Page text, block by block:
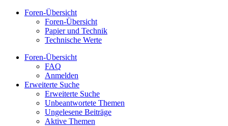
Foren-Übersicht
Foren-Übersicht
Papier und Technik
Technische Werte
Foren-Übersicht
FAQ
Anmelden
Erweiterte Suche
Erweiterte Suche
Unbeantwortete Themen
Ungelesene Beiträge
Aktive Themen